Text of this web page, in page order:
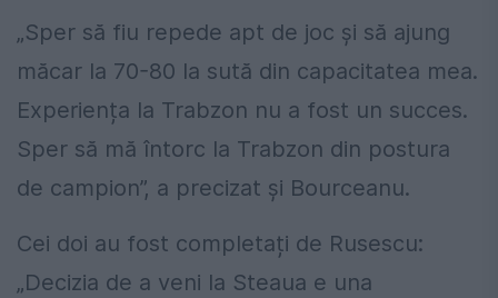
„Sper să fiu repede apt de joc și să ajung
măcar la 70-80 la sută din capacitatea mea.
Experiența la Trabzon nu a fost un succes.
Sper să mă întorc la Trabzon din postura
de campion”, a precizat și Bourceanu.
Cei doi au fost completați de Rusescu:
„Decizia de a veni la Steaua e una